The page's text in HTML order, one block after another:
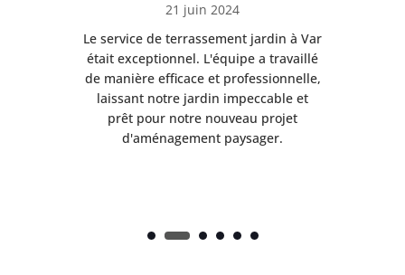
21 juin 2024
Le service de terrassement jardin à Var
était exceptionnel. L'équipe a travaillé
de manière efficace et professionnelle,
laissant notre jardin impeccable et
prêt pour notre nouveau projet
d'aménagement paysager.